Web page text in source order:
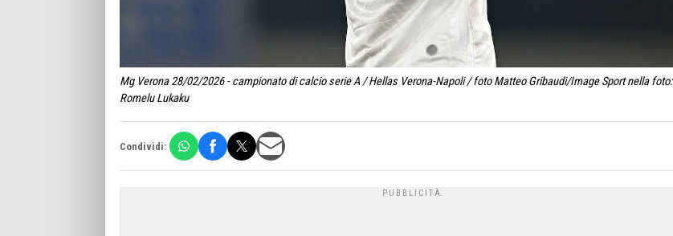
Mg Verona 28/02/2026 - campionato di calcio serie A / Hellas Verona-Napoli / foto Matteo Gribaudi/Image Sport nella foto:
Romelu Lukaku
Condividi: